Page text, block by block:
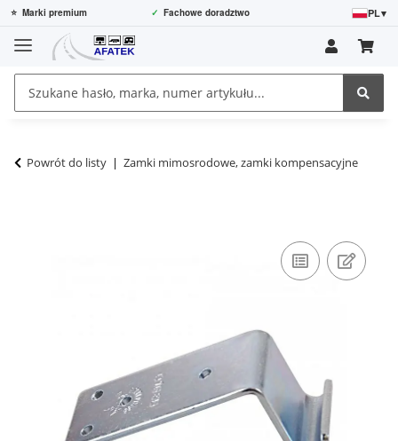
⭐ Marki premium ✓ Fachowe doradztwo PL▾
Powrót do listy Zamki mimosrodowe, zamki kompensacyjne